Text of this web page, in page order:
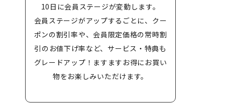
10日に会員ステージが変動します。
会員ステージがアップするごとに、クー
ポンの割引率や、会員限定価格の常時割
引のお値下げ率など、サービス・特典も
グレードアップ！ますますお得にお買い
物をお楽しみいただけます。